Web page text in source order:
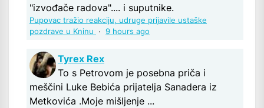
"izvođače radova".... i suputnike.
Pupovac tražio reakciju, udruge prijavile ustaške
pozdrave u Kninu
· 9 hours ago
Tyrex Rex
To s Petrovom je posebna priča i
meščini Luke Bebića prijatelja Sanadera iz
Metkovića .Moje mišljenje ...